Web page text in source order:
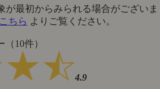
が最初からみられる場合がございま
こちら よりご覧ください。
10件）
4.9